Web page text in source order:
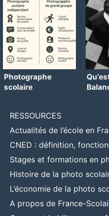
Photographe
scolaire
RESSOURCES
Actualités de l’école en
CNED : définition,
Stages et formations en
Histoire de la photo
L’économie de la photo
A propos de France-